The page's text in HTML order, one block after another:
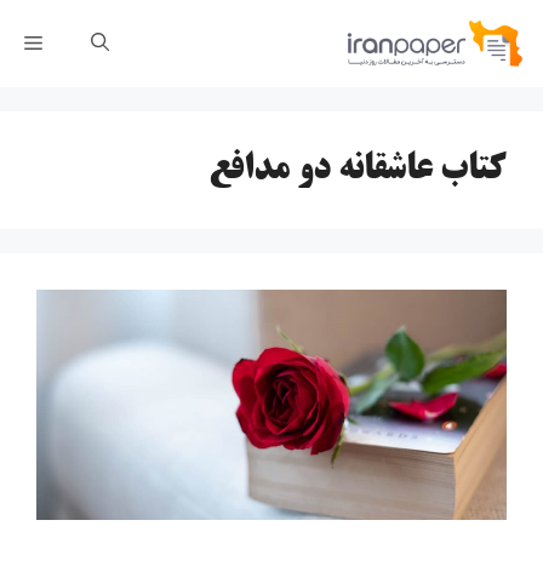
پرش
کتاب عاشقانه دو مدافع